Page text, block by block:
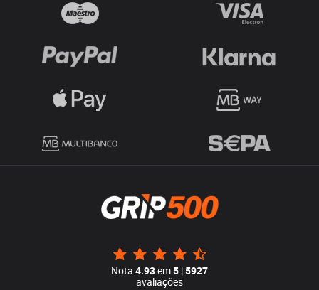
Nota 4.93em5 |5927
avaliações